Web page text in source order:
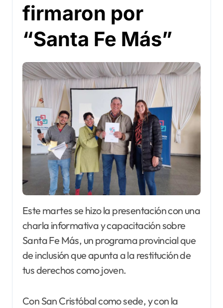
firmaron por
“Santa Fe Más”
Este martes se hizo la presentación con una
charla informativa y capacitación sobre
Santa Fe Más, un programa provincial que
de inclusión que apunta a la restitución de
tus derechos como joven.
Con San Cristóbal como sede, y con la